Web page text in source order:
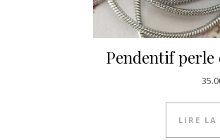
Pendentif
LIRE LA